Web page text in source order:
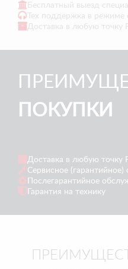
Бесплатный выезд
Тех поддержка в
Доставка в любую точку
ПОКУПКИ
Доставка в любую точку
Сервисное
Послегарантийное
Гарантия на технику